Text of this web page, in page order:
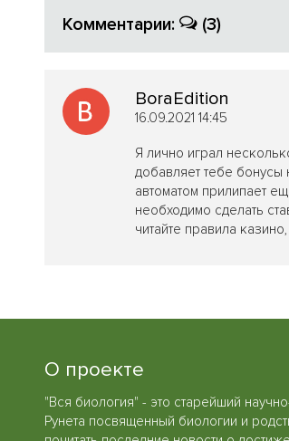
Комментарии: (3)
BoraEdition
16.09.2021 14:45
Я лично играл
добавляет тебе бонусы
автоматом прилипает
необходимо сделать
читайте правила
О проекте
"Вся биология" - это старейший
Рунета посвященный биологии и